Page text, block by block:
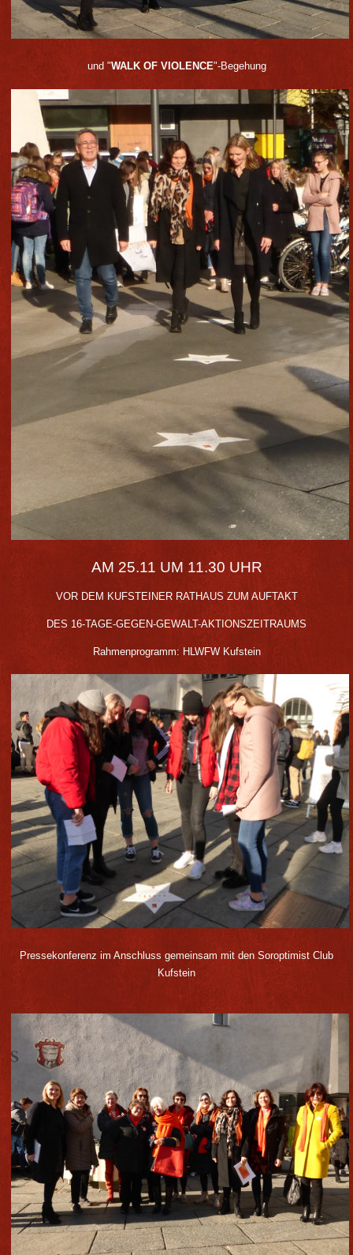
und "WALK OF VIOLENCE"-Begehung
AM 25.11 UM 11.30 UHR
VOR DEM KUFSTEINER RATHAUS ZUM AUFTAKT
DES 16-TAGE-GEGEN-GEWALT-AKTIONSZEITRAUMS
Rahmenprogramm: HLWFW Kufstein
Pressekonferenz im Anschluss gemeinsam mit den Soroptimist Club
Kufstein